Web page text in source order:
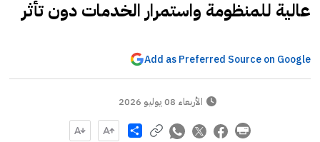
عالية للمنظومة واستمرار الخدمات دون تأثر
Add as Preferred Source on Google
الأربعاء 08 يوليو 2026
Share